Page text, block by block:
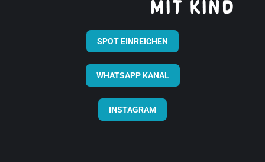
SPOT EINREICHEN
WHATSAPP KANAL
INSTAGRAM